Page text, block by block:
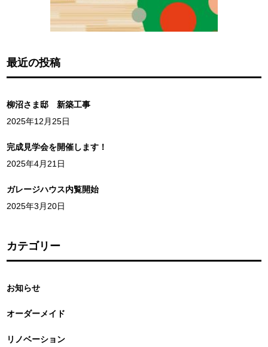
最近の投稿
柳沼さま邸 新築工事
2025年12月25日
完成見学会を開催します！
2025年4月21日
ガレージハウス内覧開始
2025年3月20日
カテゴリー
お知らせ
オーダーメイド
リノベーション